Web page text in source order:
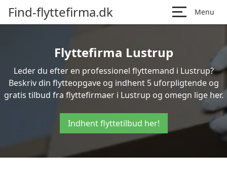
Find-flyttefirma.dk Menu
Flyttefirma Lustrup
Leder du efter en professionel flyttemand i Lustrup?
Beskriv din flytteopgave og indhent 5 uforpligtende og
gratis tilbud fra flyttefirmaer i Lustrup og omegn lige her.
Indhent flyttetilbud her!